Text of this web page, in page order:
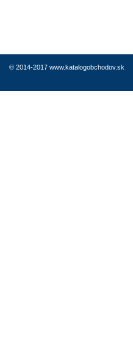
© 2014-2017 www.katalogobchodov.sk